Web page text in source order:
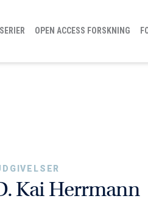
OPEN ACCESS FORSKNING
Kai Herrmann